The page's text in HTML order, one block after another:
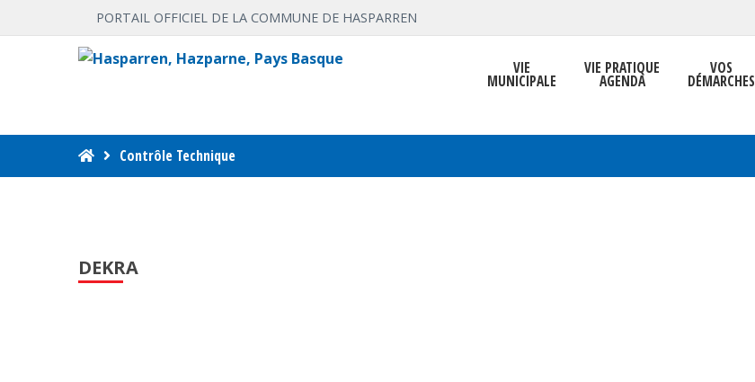
PORTAIL OFFICIEL DE LA COMMUNE DE HASPARREN
VIE
MUNICIPALE
VIE PRATIQUE
AGENDA
VOS
DÉMARCHES
Contrôle Technique
DEKRA